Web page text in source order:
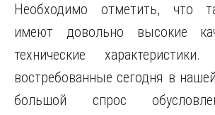
Необходимо отметить, что
имеют довольно высокие
технические
востребованные сегодня в
большой спрос